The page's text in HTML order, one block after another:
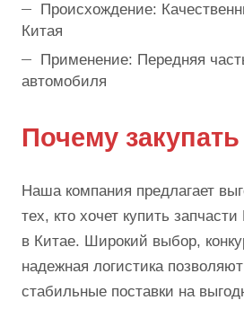
Происхождение:
Китая
Применение: Передняя
автомобиля
Почему
Наша компания предлагает
тех, кто хочет купить
в Китае. Широкий выбор,
надежная логистика
стабильные поставки на